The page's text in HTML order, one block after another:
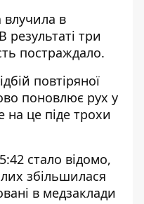
в
результаті три
постраждало.
повтіряної
поновлює рух у
це піде трохи
стало відомо,
збільшилася
в медзаклади